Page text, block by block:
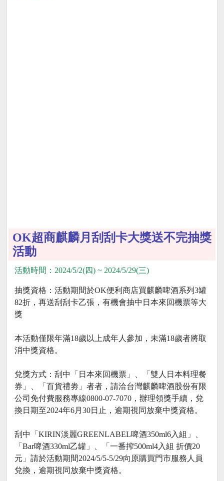
OK超商麒麟月刮刮卡大獎送不完抽獎
活動
活動時間：2024/5/2(四) ~ 2024/5/29(三)
抽獎資格：活動期間於OK便利商店買麒麟啤酒系列3罐
82折，再送刮刮卡乙張，有機會抽中日本來回機票等大
獎
本活動僅限年滿18歲以上成年人參加，未滿18歲者將取
消中獎資格。
兌獎方式：刮中「日本來回機票」、「雙人日本料理餐
券」、「百貨禮劵」者者，請洽台灣麒麟啤酒股份有限
公司免付費服務專線0800-07-7070，辦理領獎手續，兌
換日期至2024年6月30日止，逾期視同放棄中獎資格。
刮中「KIRIN淡麗GREENLABEL啤酒350ml6入組」、
「Bar啤酒330ml乙罐」、「一番搾500ml4入組 折價20
元」請於活動期間2024/5/5-5/29向原購買門市服務人員
兌換，逾期視同放棄中獎資格。